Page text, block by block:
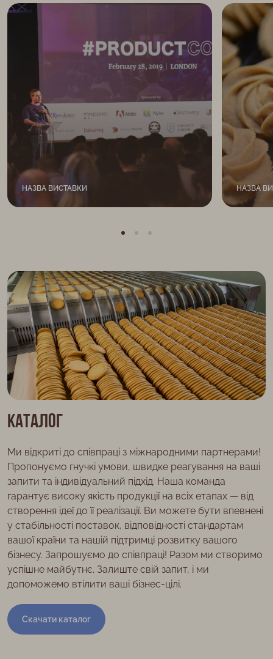
НАЗВА ВИСТАВКИ НАЗВА
Каталог
Ми відкриті до співпраці з міжнародними партнерами!
Пропонуємо гнучкі умови, швидке реагування на ваші
запити та індивідуальний підхід. Наша команда
гарантує високу якість продукції на всіх етапах — від
створення ідеї до її реалізації. Ви можете бути впевнені
у стабільності поставок, відповідності стандартам
вашої країни та нашій підтримці розвитку вашого
бізнесу. Запрошуємо до співпраці! Разом ми створимо
успішне майбутнє. Залиште свій запит, і ми
допоможемо втілити ваші бізнес-цілі.
Скачати каталог